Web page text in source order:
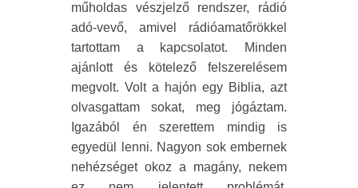
műholdas vészjelző rendszer, rádió
adó-vevő, amivel rádióamatőrökkel
tartottam a kapcsolatot. Minden
ajánlott és kötelező felszerelésem
megvolt. Volt a hajón egy Biblia, azt
olvasgattam sokat, meg jógáztam.
Igazából én szerettem mindig is
egyedül lenni. Nagyon sok embernek
nehézséget okoz a magány, nekem